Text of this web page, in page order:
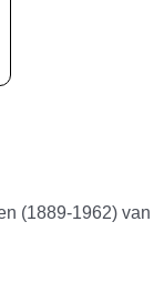
(1889-1962)